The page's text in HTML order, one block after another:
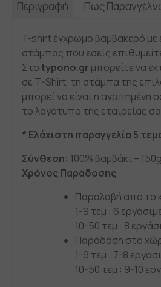
Περιγραφή Πως
T-shirt έγχρωμο βαμβακερό
στάμπας που εσείς
Στοtypono.gr μπορείτε να
σε T-Shirt, τη στάμπα της
μπορεί να είναι η αγαπημένη
το λογότυπο της εταιρείας
* Ελάχιστη παραγγελία 5
Σύνθεση: 100% βαμβάκι –
Χρόνος Παράδοσης
Παραλαβή από το
1-9 τεμ : 6
10-50 τεμ : 8
Παράδοση στο
1-9 τεμ : 7-8
10-50 τεμ : 9-10